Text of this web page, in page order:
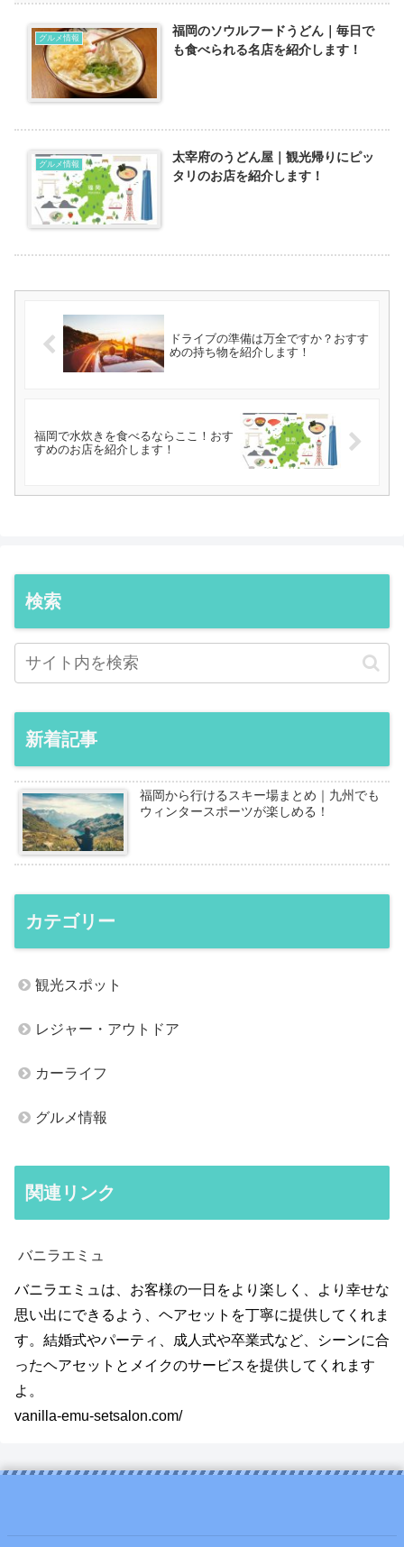
グルメ情報
福岡のソウルフードうどん｜毎日で
も食べられる名店を紹介します！
グルメ情報
太宰府のうどん屋｜観光帰りにピッ
タリのお店を紹介します！
ドライブの準備は万全ですか？おすす
めの持ち物を紹介します！
福岡で水炊きを食べるならここ！おす
すめのお店を紹介します！
検索
新着記事
福岡から行けるスキー場まとめ｜九州でも
ウィンタースポーツが楽しめる！
カテゴリー
観光スポット
レジャー・アウトドア
カーライフ
グルメ情報
関連リンク
バニラエミュ
バニラエミュは、お客様の一日をより楽しく、より幸せな
思い出にできるよう、ヘアセットを丁寧に提供してくれま
す。結婚式やパーティ、成人式や卒業式など、シーンに合
ったヘアセットとメイクのサービスを提供してくれます
よ。
vanilla-emu-setsalon.com/